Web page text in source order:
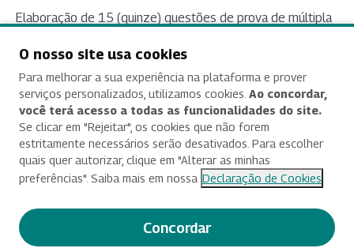
Elaboração de 15 (quinze) questões de prova de múltipla
Seletivo do Doutorado Profissional em Políticas Públicas.
Empenho nº 2026NE400054
(abre em nova aba)
Instrutoria em cursos de curta e média duração do
catálogo da Enap, presencial ou através de ambiente
virtual - Curso "Planilha de Custos e Formação de Preços".
(abre em nova aba)
Instrutoria em cursos de curta e média duração do
O nosso site usa cookies
Para melhorar a sua experiência na plataforma e prover
serviços personalizados, utilizamos cookies. Ao concordar,
você terá acesso a todas as funcionalidades do site.
Se clicar em "Rejeitar", os cookies que não forem
estritamente necessários serão desativados. Para escolher
quais quer autorizar, clique em "Alterar as minhas
preferências". Saiba mais em nossa Declaração de Cookies
Concordar